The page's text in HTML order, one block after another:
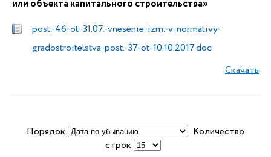
или объекта капитального строительства»
post.-46-ot-31.07.-vnesenie-izm.-v-normativy-
gradostroitelstva-post.-37-ot-10.10.2017.doc
Скачать
Порядок
Количество
строк